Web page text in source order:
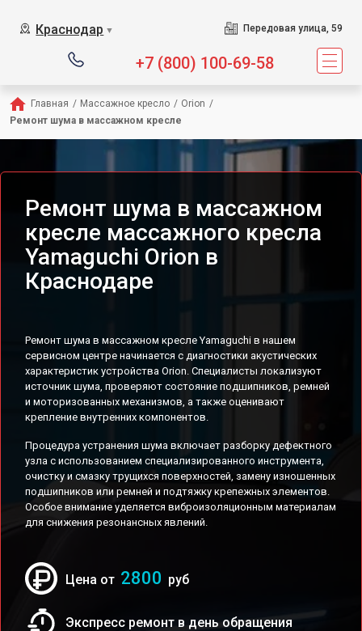
Краснодар ▼ Передовая улица, 59
+7 (800) 100-69-58
Главная / Массажное кресло / Orion /
Ремонт шума в массажном кресле
Ремонт шума в массажном
кресле массажного кресла
Yamaguchi Orion в
Краснодаре
Ремонт шума в массажном кресле Yamaguchi в нашем
сервисном центре начинается с диагностики акустических
характеристик устройства Orion. Специалисты локализуют
источник шума, проверяют состояние подшипников, ремней
и моторизованных механизмов, а также оценивают
крепление внутренних компонентов.
Процедура устранения шума включает разборку дефектного
узла с использованием специализированного инструмента,
очистку и смазку трущихся поверхностей, замену изношенных
подшипников или ремней и подтяжку крепежных элементов.
Особое внимание уделяется виброизоляционным материалам
для снижения резонансных явлений.
Цена от 2800 руб
Экспресс ремонт в день обращения